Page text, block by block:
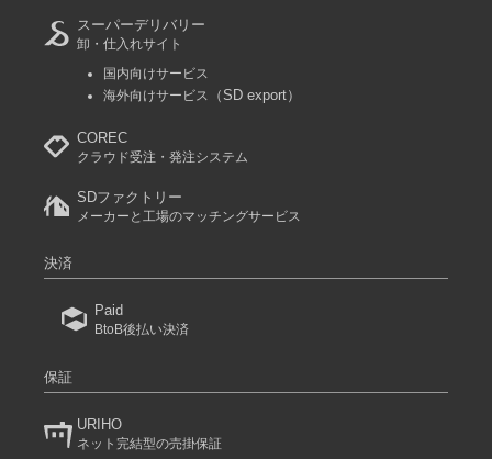
スーパーデリバリー
卸・仕入れサイト
国内向けサービス
海外向けサービス
（SD export）
COREC
クラウド受注・発注システム
SDファクトリー
メーカーと工場のマッチングサービス
決済
Paid
BtoB後払い決済
保証
URIHO
ネット完結型の売掛保証